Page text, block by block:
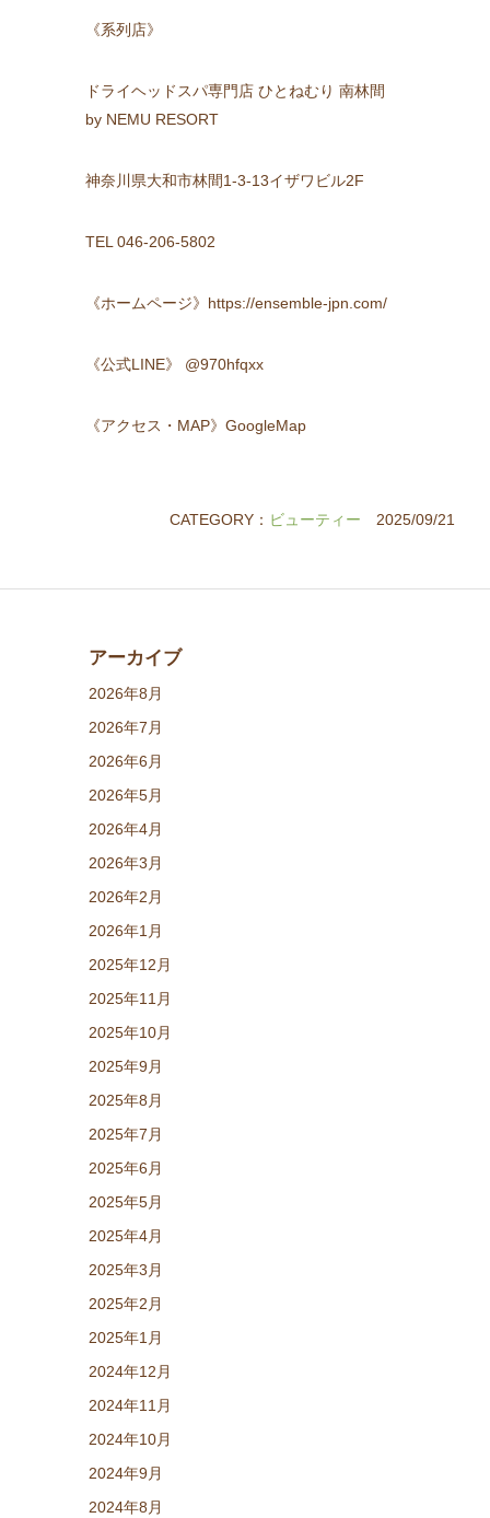
《系列店》
ドライヘッドスパ専門店 ひとねむり 南林間
by NEMU RESORT
神奈川県大和市林間1-3-13イザワビル2F
TEL 046-206-5802
《ホームページ》https://ensemble-jpn.com/
《公式LINE》 @970hfqxx
《アクセス・MAP》GoogleMap
CATEGORY： ビューティー 2025/09/21
アーカイブ
2026年8月
2026年7月
2026年6月
2026年5月
2026年4月
2026年3月
2026年2月
2026年1月
2025年12月
2025年11月
2025年10月
2025年9月
2025年8月
2025年7月
2025年6月
2025年5月
2025年4月
2025年3月
2025年2月
2025年1月
2024年12月
2024年11月
2024年10月
2024年9月
2024年8月